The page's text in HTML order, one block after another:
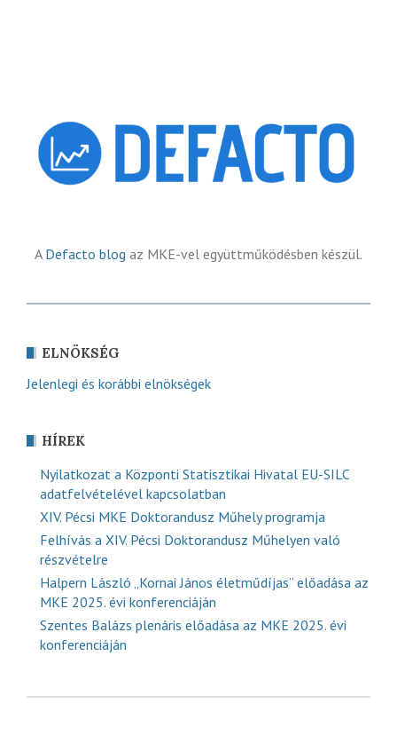
A Defacto blog az MKE-vel együttműködésben készül.
ELNÖKSÉG
Jelenlegi és korábbi elnökségek
HÍREK
Nyilatkozat a Központi Statisztikai Hivatal EU-SILC
adatfelvételével kapcsolatban
XIV. Pécsi MKE Doktorandusz Műhely programja
Felhívás a XIV. Pécsi Doktorandusz Műhelyen való
részvételre
Halpern László „Kornai János életműdíjas” előadása az
MKE 2025. évi konferenciáján
Szentes Balázs plenáris előadása az MKE 2025. évi
konferenciáján